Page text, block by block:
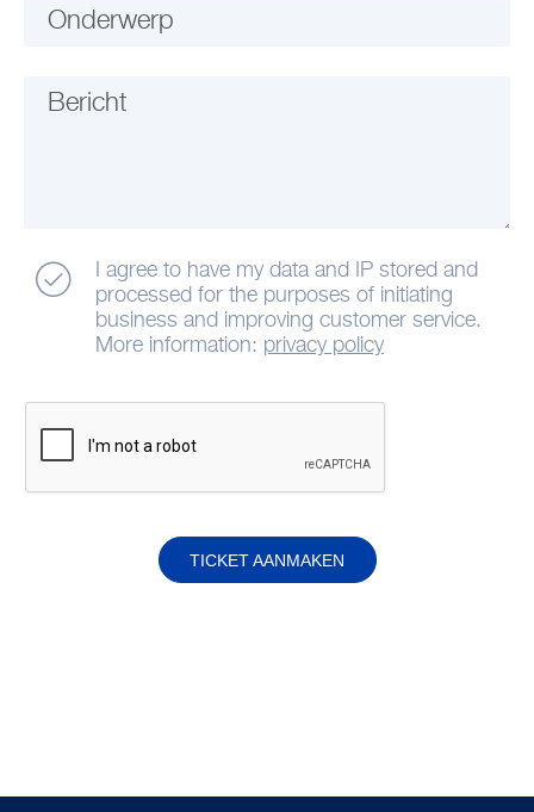
Onderwerp
Bericht
I agree to have my data and IP stored and
processed for the purposes of initiating
business and improving customer service.
More information: privacy policy
TICKET AANMAKEN